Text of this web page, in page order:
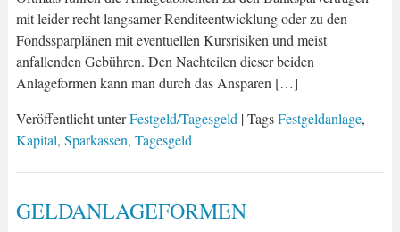
mit leider recht langsamer Renditeentwicklung oder zu den
Fondssparplänen mit eventuellen Kursrisiken und meist
anfallenden Gebühren. Den Nachteilen dieser beiden
Anlageformen kann man durch das Ansparen […]
Veröffentlicht unterFestgeld/Tagesgeld | TagsFestgeldanlage,
Kapital, Sparkassen, Tagesgeld
GELDANLAGEFORMEN